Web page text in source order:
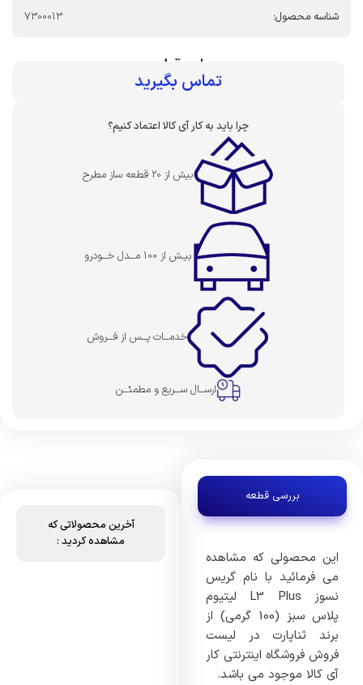
شناسه محصول:
7300013
بهای قطعه :
تماس بگیرید
چرا باید به کار آی کالا اعتماد کنیم؟
بیش از 20 قطعه ساز مطرح
بیـش از 100 مــدل خــودرو
خدمــات پــس از فــروش
ارســال ســریع و مطمئــن
بررسی قطعه
این محصولی که مشاهده
می فرمائید با نام گریس
نسوز L3 Plus لیتیوم
پلاس سبز (100 گرمی) از
برند ثناپارت در لیست
فروش فروشگاه اینترنتی کار
آی کالا موجود می باشد.
آخرین محصولاتی که
مشاهده کردید :